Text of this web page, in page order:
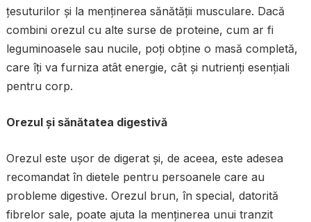
țesuturilor și la menținerea sănătății musculare. Dacă
combini orezul cu alte surse de proteine, cum ar fi
leguminoasele sau nucile, poți obține o masă completă,
care îți va furniza atât energie, cât și nutrienți esențiali
pentru corp.
Orezul și sănătatea digestivă
Orezul este ușor de digerat și, de aceea, este adesea
recomandat în dietele pentru persoanele care au
probleme digestive. Orezul brun, în special, datorită
fibrelor sale, poate ajuta la menținerea unui tranzit